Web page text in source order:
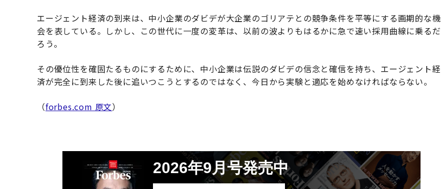
エージェント経済の到来は、中小企業のダビデが大企業のゴリアテとの競争条件を平等にする画期的な機
会を表している。しかし、この世代に一度の変革は、以前の波よりもはるかに急で速い採用曲線に乗るだ
ろう。
その優位性を確固たるものにするために、中小企業は伝説のダビデの信念と確信を持ち、エージェント経
済が完全に到来した後に追いつこうとするのではなく、今日から実験と適応を始めなければならない。
（forbes.com 原文）
2026年9月号発売中